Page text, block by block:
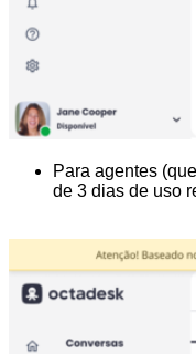
Para agentes
de 3 dias de uso